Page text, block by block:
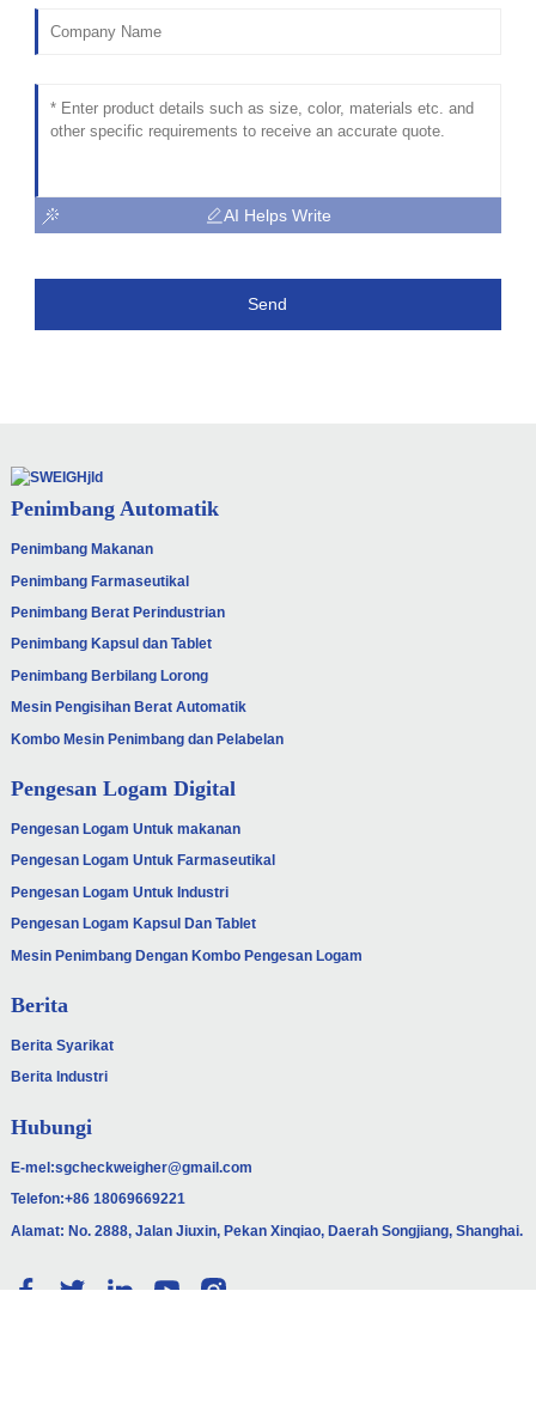
AI Helps Write
Send
Penimbang Automatik
Penimbang Makanan
Penimbang Farmaseutikal
Penimbang Berat Perindustrian
Penimbang Kapsul dan Tablet
Penimbang Berbilang Lorong
Mesin Pengisihan Berat Automatik
Kombo Mesin Penimbang dan Pelabelan
Pengesan Logam Digital
Pengesan Logam Untuk makanan
Pengesan Logam Untuk Farmaseutikal
Pengesan Logam Untuk Industri
Pengesan Logam Kapsul Dan Tablet
Mesin Penimbang Dengan Kombo Pengesan Logam
Berita
Berita Syarikat
Berita Industri
Hubungi
E-mel:sgcheckweigher@gmail.com
Telefon:+86 18069669221
Alamat: No. 2888, Jalan Jiuxin, Pekan Xinqiao, Daerah Songjiang, Shanghai.